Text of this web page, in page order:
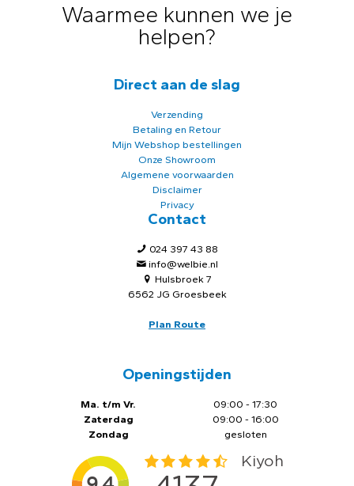
Waarmee kunnen we je
helpen?
Direct aan de slag
Verzending
Betaling en Retour
Mijn Webshop bestellingen
Onze Showroom
Algemene voorwaarden
Disclaimer
Privacy
Contact
024 397 43 88
info@welbie.nl
Hulsbroek 7
6562 JG Groesbeek
Plan Route
Openingstijden
Ma. t/m Vr.
Zaterdag
Zondag
09:00 - 17:30
09:00 - 16:00
gesloten